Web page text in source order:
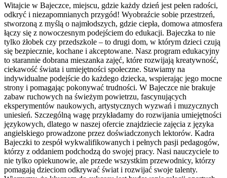
Witajcie w Bajeczce, miejscu, gdzie każdy dzień jest pełen radości,
odkryć i niezapomnianych przygód! Wyobraźcie sobie przestrzeń,
stworzoną z myślą o najmłodszych, gdzie ciepła, domowa atmosfera
łączy się z nowoczesnym podejściem do edukacji. Bajeczka to nie
tylko żłobek czy przedszkole – to drugi dom, w którym dzieci czują
się bezpiecznie, kochane i akceptowane. Nasz program edukacyjny
to starannie dobrana mieszanka zajęć, które rozwijają kreatywność,
ciekawość świata i umiejętności społeczne. Stawiamy na
indywidualne podejście do każdego dziecka, wspierając jego mocne
strony i pomagając pokonywać trudności. W Bajeczce nie brakuje
zabaw ruchowych na świeżym powietrzu, fascynujących
eksperymentów naukowych, artystycznych wyzwań i muzycznych
uniesień. Szczególną wagę przykładamy do rozwijania umiejętności
językowych, dlatego w naszej ofercie znajdziecie zajęcia z języka
angielskiego prowadzone przez doświadczonych lektorów. Kadra
Bajeczki to zespół wykwalifikowanych i pełnych pasji pedagogów,
którzy z oddaniem podchodzą do swojej pracy. Nasi nauczyciele to
nie tylko opiekunowie, ale przede wszystkim przewodnicy, którzy
pomagają dzieciom odkrywać świat i rozwijać swoje talenty.